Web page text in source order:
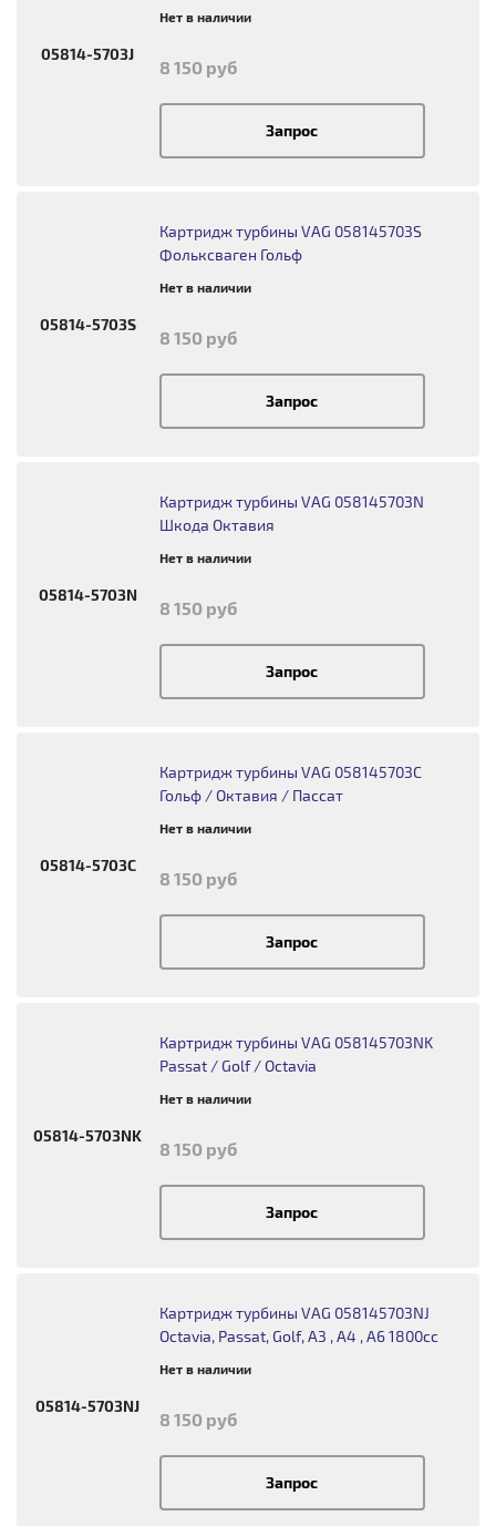
05814-5703J
Нет в наличии
8 150 руб
Запрос
05814-5703S
Картридж турбины VAG 058145703S
Фольксваген Гольф
Нет в наличии
8 150 руб
Запрос
05814-5703N
Картридж турбины VAG 058145703N
Шкода Октавия
Нет в наличии
8 150 руб
Запрос
05814-5703C
Картридж турбины VAG 058145703C
Гольф / Октавия / Пассат
Нет в наличии
8 150 руб
Запрос
05814-5703NK
Картридж турбины VAG 058145703NK
Passat / Golf / Octavia
Нет в наличии
8 150 руб
Запрос
05814-5703NJ
Картридж турбины VAG 058145703NJ
Octavia, Passat, Golf, A3 , A4 , A6 1800cc
Нет в наличии
8 150 руб
Запрос